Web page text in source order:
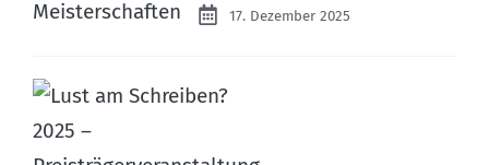
17. Dezember 2025